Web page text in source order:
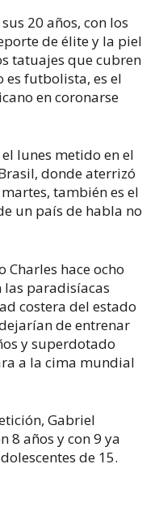
20 años, con los
de élite y la piel
tatuajes que cubren
es futbolista, es el
en coronarse
lunes metido en el
donde aterrizó
también es el
un país de habla no
hace ocho
las paradisíacas
costera del estado
de entrenar
y superdotado
a la cima mundial
Gabriel
8 años y con 9 ya
de 15.